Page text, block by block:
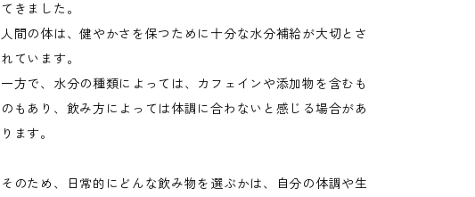
てきました。
人間の体は、健やかさを保つために十分な水分補給が大切とさ
れています。
一方で、水分の種類によっては、カフェインや添加物を含むも
のもあり、飲み方によっては体調に合わないと感じる場合があ
ります。
そのため、日常的にどんな飲み物を選ぶかは、自分の体調や生